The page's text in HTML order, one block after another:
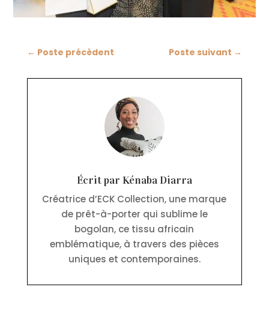
← Poste précèdent Poste suivant →
Écrit par Kénaba Diarra
Créatrice d’ECK Collection, une marque
de prêt-à-porter qui sublime le
bogolan, ce tissu africain
emblématique, à travers des pièces
uniques et contemporaines.